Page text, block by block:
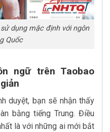
dụng mặc định với ngôn
Quốc
ngữ trên Taobao
duyệt, bạn sẽ nhận thấy
bằng tiếng Trung. Điều
là với những ai mới bắt